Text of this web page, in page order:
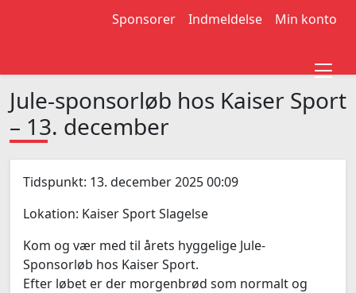
Sponsorer Indmeldelse Min konto
Jule-sponsorløb hos Kaiser Sport
– 13. december
Tidspunkt: 13. december 2025 00:09
Lokation: Kaiser Sport Slagelse
Kom og vær med til årets hyggelige Jule-
Sponsorløb hos Kaiser Sport.
Efter løbet er der morgenbrød som normalt og